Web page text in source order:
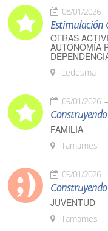
08/01/2026
Estimulación
OTRAS
AUTONOMÍA
Ledesma
09/01/2026
FAMILIA
Tamames
09/01/2026
JUVENTUD
Tamames